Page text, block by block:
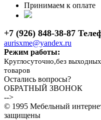
Принимаем к оплате
+7 (926) 848-38-87
aurisxme@yandex.ru
Режим работы:
Круглосуточно,без
товаров
Остались вопросы?
ОБРАТНЫЙ ЗВОНОК
-->
© 1995 Мебельный
защищены